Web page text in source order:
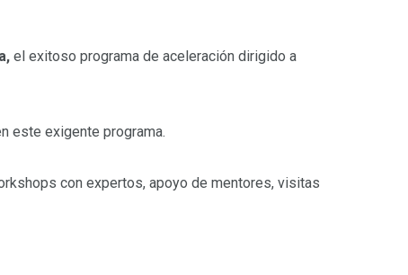
el exitoso programa de aceleración dirigido a
este exigente programa.
con expertos, apoyo de mentores, visitas